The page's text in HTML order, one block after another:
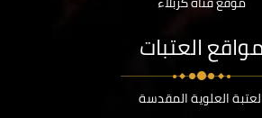
مواقع العتبات
العلوية المقدسة